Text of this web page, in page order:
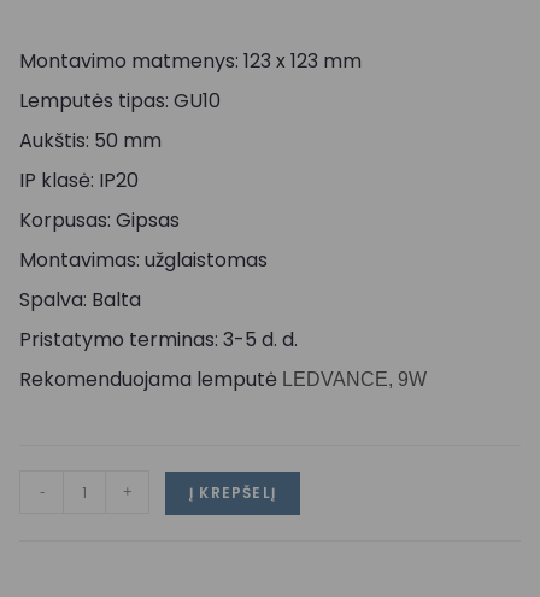
Montavimo matmenys: 123 x 123 mm
Lemputės tipas: GU10
Aukštis: 50 mm
IP klasė: IP20
Korpusas: Gipsas
Montavimas: užglaistomas
Spalva: Balta
Pristatymo terminas: 3-5 d. d.
Rekomenduojama lemputė LEDVANCE, 9W
- + Į KREPŠELĮ